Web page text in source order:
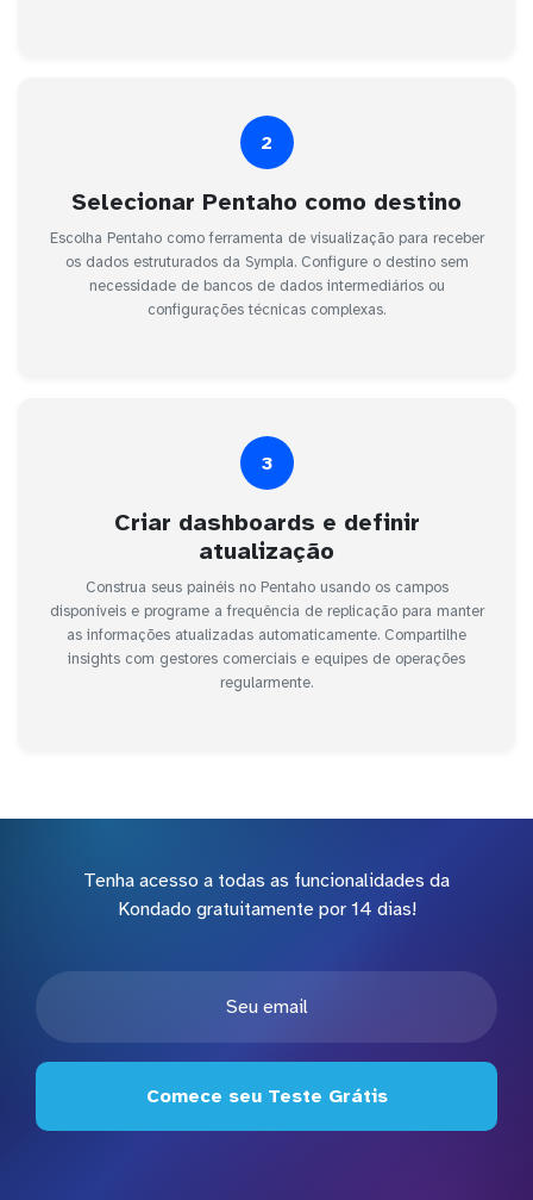
2
Selecionar Pentaho como destino
Escolha Pentaho como ferramenta de visualização para receber
os dados estruturados da Sympla. Configure o destino sem
necessidade de bancos de dados intermediários ou
configurações técnicas complexas.
3
Criar dashboards e definir
atualização
Construa seus painéis no Pentaho usando os campos
disponíveis e programe a frequência de replicação para manter
as informações atualizadas automaticamente. Compartilhe
insights com gestores comerciais e equipes de operações
regularmente.
Tenha acesso a todas as funcionalidades da
Kondado gratuitamente por 14 dias!
Comece seu Teste Grátis